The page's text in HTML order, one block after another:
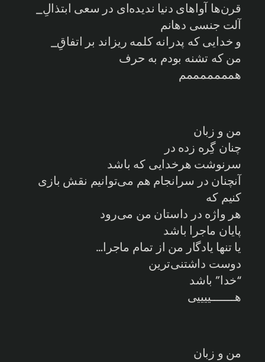
قرن‌ها آواهای دنیا ندیده‌ای در سعی ابتذالِ_
آلت جنسی دهانم
و خدایی که پدرانه کلمه ریزاند بر اتفاقِ_
من که تشنه بودم به حرف
همممممممم
من و زبان
چنان گِره زده در
سرنوشت هرخدایی که باشد
آنچنان در سرانجام هم می‌توانیم نقش بازی
کنیم که
هر واژه در داستان من می‌رود
پایان ماجرا باشد
یا تنها یادگار من از تمام ماجرا…
دوست داشتنی‌ترین
“خدا” باشد
هـــــــییییی
من و زبان